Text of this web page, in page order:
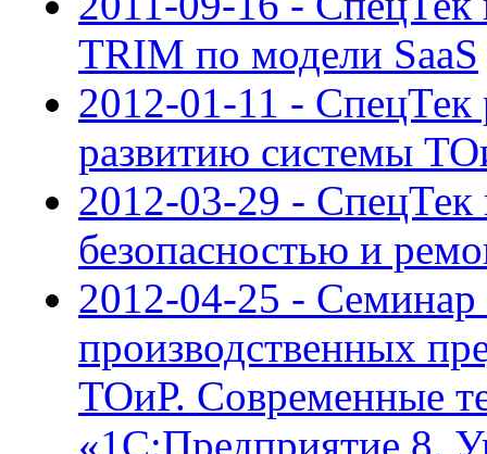
TRIM по модели SaaS
2012-01-11 - СпецТек
развитию системы
2012-03-29 - СпецТек
безопасностью и
2012-04-25 - Cеминар
производственных
ТОиР. Современные